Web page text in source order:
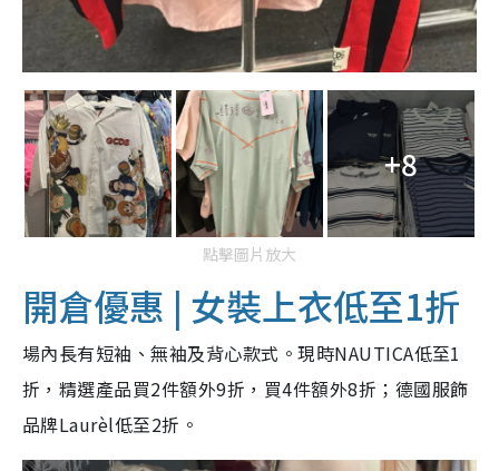
+8
點擊圖片放大
開倉優惠 | 女裝上衣低至1折
場內長有短袖、無袖及背心款式。現時NAUTICA低至1
折，精選產品買2件額外9折，買4件額外8折；德國服飾
品牌Laurèl低至2折。